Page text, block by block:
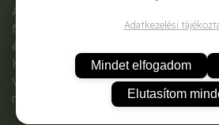
A Garden Flow ültető lapát
formatervezésű ültető lapát, mely
és a csuklót, kellemes
Kiváló minőségű, időtálló anyagból
választás szűk ágyások vagy
megmunkálásához.
Adatkezelési
Mindet elfogadom
Elutasítom